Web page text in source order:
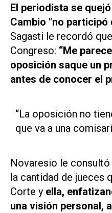
El periodista se
Cambio "no participó
Sagasti le recordó
Congreso: “Me
oposición saque un
antes de conocer el
“La oposición no
que va a una
Novaresio le
la cantidad de jueces
Corte y ella,
una visión personal,